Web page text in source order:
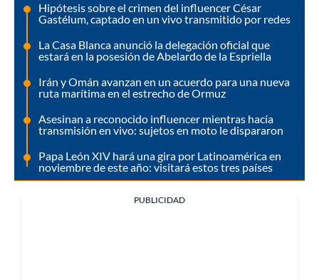
Hipótesis sobre el crimen del influencer César
Gastélum, captado en un vivo transmitido por redes
La Casa Blanca anunció la delegación oficial que
estará en la posesión de Abelardo de la Espriella
Irán y Omán avanzan en un acuerdo para una nueva
ruta marítima en el estrecho de Ormuz
Asesinan a reconocido influencer mientras hacía
transmisión en vivo: sujetos en moto le dispararon
Papa León XIV hará una gira por Latinoamérica en
noviembre de este año: visitará estos tres países
PUBLICIDAD